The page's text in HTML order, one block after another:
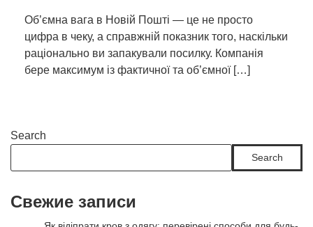
Об’ємна вага в Новій Пошті — це не просто
цифра в чеку, а справжній показник того, наскільки
раціонально ви запакували посилку. Компанія
бере максимум із фактичної та об’ємної […]
Search
Search
Свежие записи